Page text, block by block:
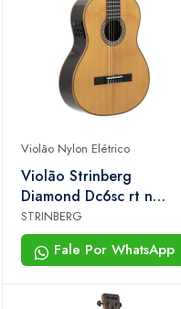
Violão Nylon Elétrico
Violão Strinberg
Diamond Dc6sc rt n
Nylon Clássico Cutaway
Com Case
STRINBERG
Fale Por WhatsApp